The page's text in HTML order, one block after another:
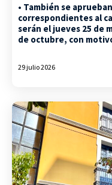
• También se
correspondientes al
serán el jueves 25 de
de octubre, con
29 julio 2026